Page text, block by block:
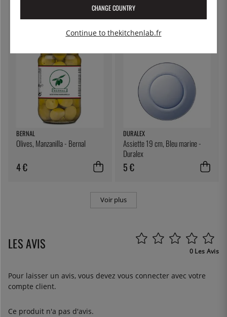
4 €
BERNAL
Olives, Manzanilla - Bernal
4 €
DURALEX
Assiette 19 cm, Bleu marine -
Duralex
5 €
Voir plus
LES AVIS 0 Les Avis
Pour laisser un avis, vous devez vous connecter avec votre
compte client.
Ce produit n'a pas d'avis.
CHANGE COUNTRY
Continue to thekitchenlab.fr